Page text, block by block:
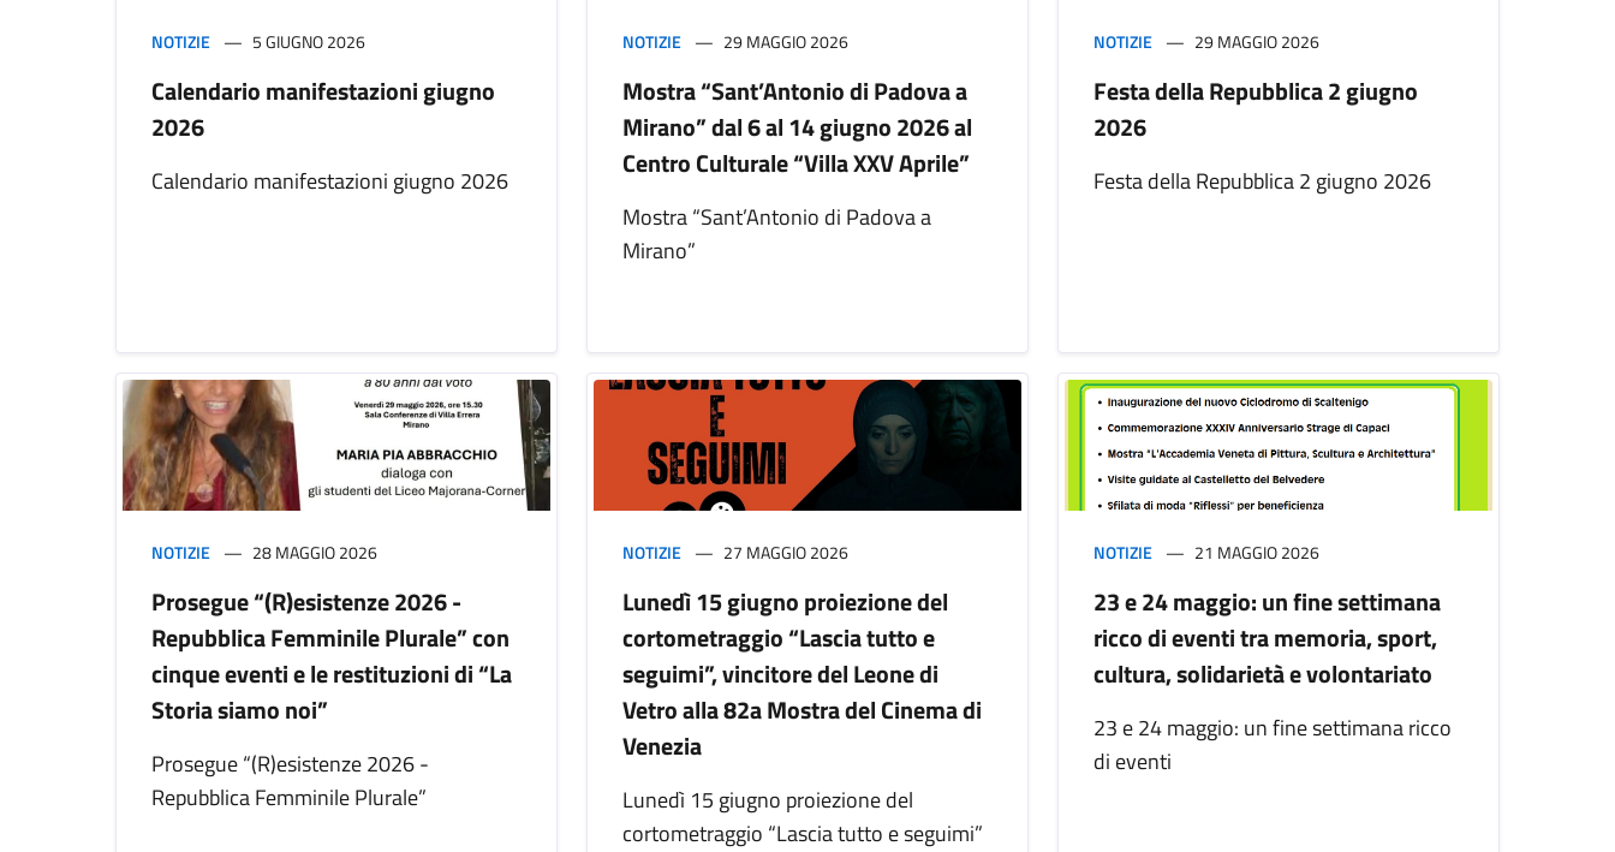
NOTIZIE 5 GIUGNO 2026
Calendario manifestazioni giugno
2026
Calendario manifestazioni giugno 2026
NOTIZIE 29 MAGGIO 2026
Mostra “Sant’Antonio di Padova a
Mirano” dal 6 al 14 giugno 2026 al
Centro Culturale “Villa XXV Aprile”
Mostra “Sant’Antonio di Padova a
Mirano”
NOTIZIE 29 MAGGIO 2026
Festa della Repubblica 2 giugno
2026
Festa della Repubblica 2 giugno 2026
NOTIZIE 28 MAGGIO 2026
Prosegue “(R)esistenze 2026 -
Repubblica Femminile Plurale” con
cinque eventi e le restituzioni di “La
Storia siamo noi”
Prosegue “(R)esistenze 2026 -
Repubblica Femminile Plurale”
NOTIZIE 27 MAGGIO 2026
Lunedì 15 giugno proiezione del
cortometraggio “Lascia tutto e
seguimi”, vincitore del Leone di
Vetro alla 82a Mostra del Cinema di
Venezia
Lunedì 15 giugno proiezione del
cortometraggio “Lascia tutto e seguimi”
NOTIZIE 21 MAGGIO 2026
23 e 24 maggio: un fine settimana
ricco di eventi tra memoria, sport,
cultura, solidarietà e volontariato
23 e 24 maggio: un fine settimana ricco
di eventi